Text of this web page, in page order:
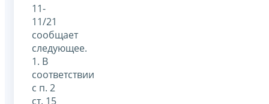
11-
11/21
сообщает
следующее.
1. В
соответствии
с п. 2
ст. 15